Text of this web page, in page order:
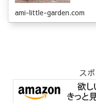
陰に強
緑多年
ami-little-garden.com
ス